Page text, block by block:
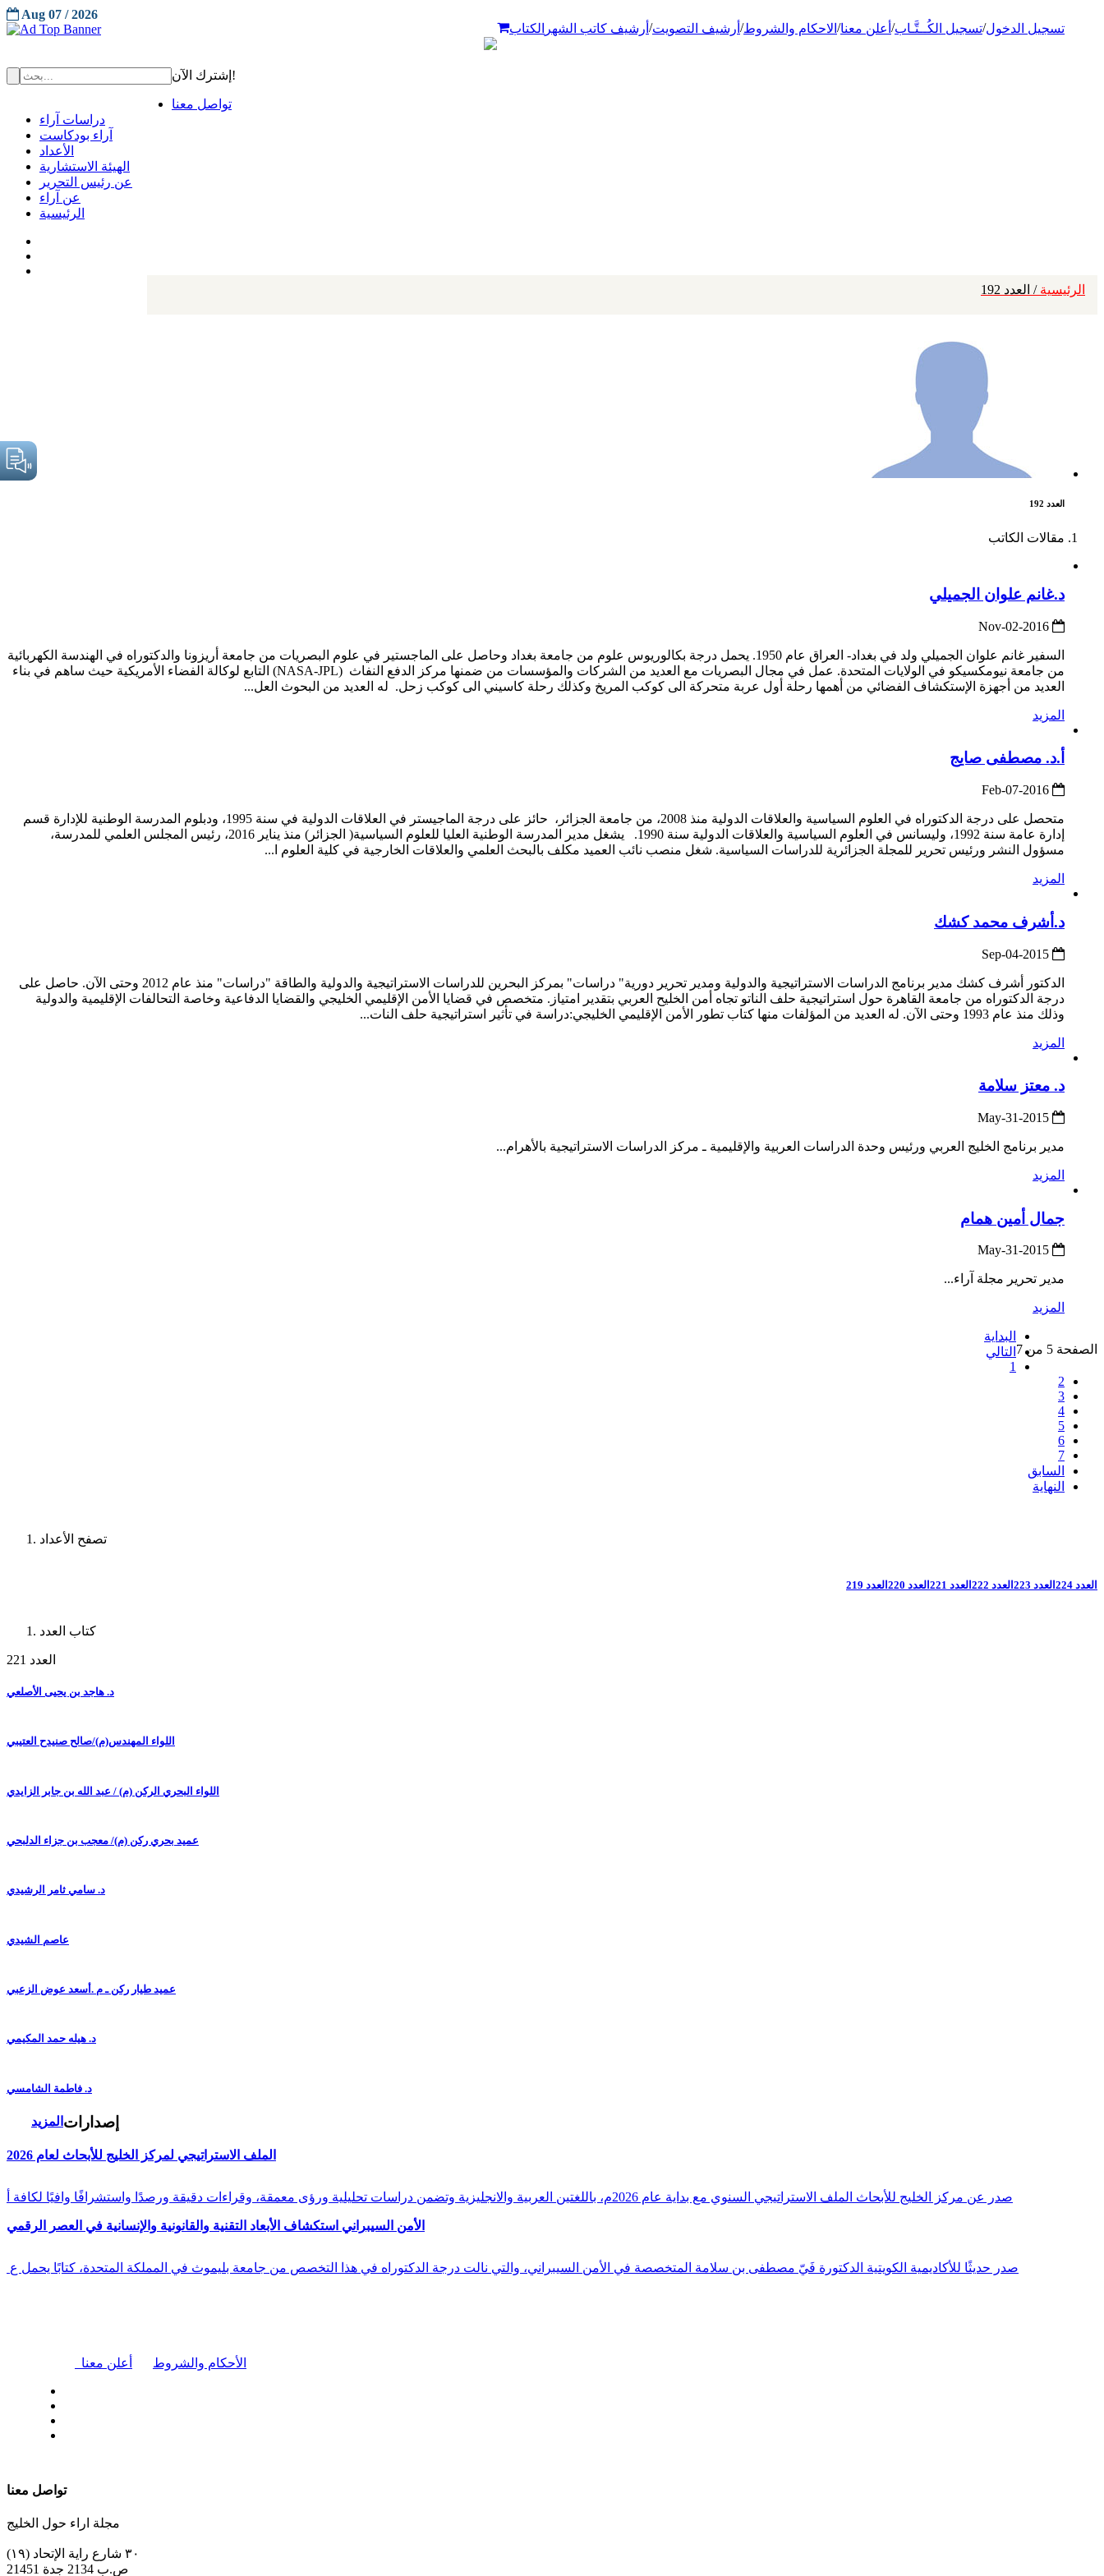
تسجيل الدخول/تسجيل الكُــتَّـاب/ أعلن معنا/ الاحكام والشروط/ أرشيف التصويت/ أرشيف كاتب الشهر الكتاب
Aug 07 / 2026
إشترك الآن!
تواصل معنا
دراسات آراء
آراء بودكاست
الأعداد
الهيئة الاستشارية
عن رئيس التحرير
عن آراء
الرئيسية
الرئيسية / العدد 192
العدد 192
مقالات الكاتب
د.غانم علوان الجميلي
السفير غانم علوان الجميلي ولد في بغداد- العراق عام 1950. يحمل درجة بكالوريوس علوم من جامعة بغداد وحاصل على الماجستير في علوم البصريات من جامعة أريزونا والدكتوراه في الهندسة الكهربائية
من جامعة نيومكسيكو في الولايات المتحدة. عمل في مجال البصريات مع العديد من الشركات والمؤسسات من ضمنها مركز الدفع النفاث (NASA-JPL) التابع لوكالة الفضاء الأمريكية حيث ساهم في بناء
العديد من أجهزة الإستكشاف الفضائي من أهمها رحلة أول عربة متحركة الى كوكب المريخ وكذلك رحلة كاسيني الى كوكب زحل. له العديد من البحوث العل...
المزيد
أ.د. مصطفى صايج
متحصل على درجة الدكتوراه في العلوم السياسية والعلاقات الدولية منذ 2008، من جامعة الجزائر، حائز على درجة الماجيستر في العلاقات الدولية في سنة 1995، ودبلوم المدرسة الوطنية للإدارة قسم
إدارة عامة سنة 1992، وليسانس في العلوم السياسية والعلاقات الدولية سنة 1990. يشغل مدير المدرسة الوطنية العليا للعلوم السياسية( الجزائر) منذ يناير 2016، رئيس المجلس العلمي للمدرسة،
مسؤول النشر ورئيس تحرير للمجلة الجزائرية للدراسات السياسية. شغل منصب نائب العميد مكلف بالبحث العلمي والعلاقات الخارجية في كلية العلوم ا...
المزيد
د.أشرف محمد كشك
الدكتور أشرف كشك مدير برنامج الدراسات الاستراتيجية والدولية ومدير تحرير دورية" دراسات" بمركز البحرين للدراسات الاستراتيجية والدولية والطاقة "دراسات" منذ عام 2012 وحتى الآن. حاصل على
درجة الدكتوراه من جامعة القاهرة حول استراتيجية حلف الناتو تجاه أمن الخليح العربي بتقدير امتياز. متخصص في قضايا الأمن الإقليمي الخليجي والقضايا الدفاعية وخاصة التحالفات الإقليمية والدولية
وذلك منذ عام 1993 وحتى الآن. له العديد من المؤلفات منها كتاب تطور الأمن الإقليمي الخليجي:دراسة في تأثير استراتيجية حلف النات...
المزيد
د. معتز سلامة
مدير برنامج الخليج العربي ورئيس وحدة الدراسات العربية والإقليمية ـ مركز الدراسات الاستراتيجية بالأهرام...
المزيد
جمال أمين همام
مدير تحرير مجلة آراء...
المزيد
الصفحة 5 من 7
البداية
التالي
1
2
3
4
5
6
7
السابق
النهاية
تصفح الأعداد
العدد 224 العدد 223 العدد 222 العدد 221 العدد 220 العدد 219
كتاب العدد
العدد 221
د. هاجد بن يحيى الأصلعي
اللواء المهندس(م)/صالح صنيدح العتيبي
اللواء البحري الركن (م) / عبد الله بن جابر الزايدي
عميد بحري ركن (م)/ معجب بن جزاء الدلبحي
د. سامي ثامر الرشيدي
عاصم الشيدي
عميد طيار ركن ـ م .أسعد عوض الزعبي
د. هيله حمد المكيمي
د. فاطمة الشامسي
المزيد إصدارات
الملف الاستراتيجي لمركز الخليج للأبحاث لعام 2026
صدر عن مركز الخليج للأبحاث الملف الاستراتيجي السنوي مع بداية عام 2026م، باللغتين العربية والانجليزية وتضمن دراسات تحليلية ورؤى معمقة، وقراءات دقيقة ورصدًا واستشرافًا وافيًا لكافة أ
الأمن السيبراني استكشاف الأبعاد التقنية والقانونية والإنسانية في العصر الرقمي
صدر حديثًا للأكاديمية الكويتية الدكتورة فَيّ مصطفى بن سلامة المتخصصة في الأمن السيبراني، والتي نالت درجة الدكتوراه في هذا التخصص من جامعة بليموث في المملكة المتحدة، كتابًا يحمل ع
أعلن معنا الأحكام والشروط
تواصل معنا
مجلة اراء حول الخليج
٣٠ شارع راية الإتحاد (١٩)
ص.ب 2134 جدة 21451